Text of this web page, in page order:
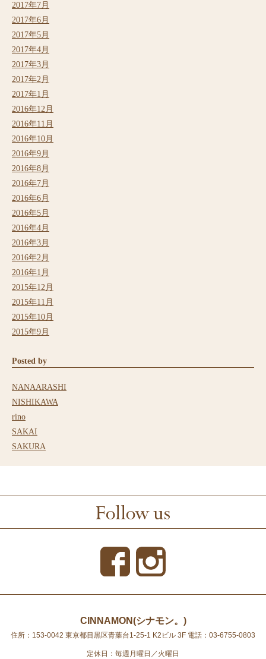
2017年7月
2017年6月
2017年5月
2017年4月
2017年3月
2017年2月
2017年1月
2016年12月
2016年11月
2016年10月
2016年9月
2016年8月
2016年7月
2016年6月
2016年5月
2016年4月
2016年3月
2016年2月
2016年1月
2015年12月
2015年11月
2015年10月
2015年9月
Posted by
NANAARASHI
NISHIKAWA
rino
SAKAI
SAKURA
CINNAMON(シナモン。)
住所：153-0042 東京都目黒区青葉台1-25-1 K2ビル 3F 電話：03-6755-0803
定休日：毎週月曜日／火曜日